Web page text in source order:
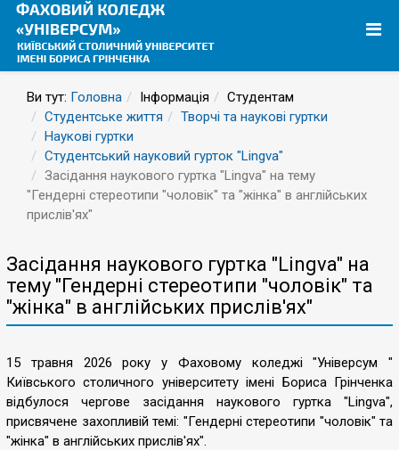
Ви тут: Головна Інформація
Студентам
Студентське життя
Творчі та наукові гуртки
Наукові гуртки
Студентський науковий гурток "Lingva"
Засідання наукового гуртка "Lingva" на тему
"Гендерні стереотипи "чоловік" та "жінка" в англійських
прислів'ях"
Засідання наукового гуртка "Lingva" на
тему "Гендерні стереотипи "чоловік" та
"жінка" в англійських прислів'ях"
15 травня 2026 року у Фаховому коледжі "Універсум "
Київського столичного університету імені Бориса Грінченка
відбулося чергове засідання наукового гуртка "Lingva",
присвячене захопливій темі: "Гендерні стереотипи "чоловік" та
"жінка" в англійських прислів'ях".